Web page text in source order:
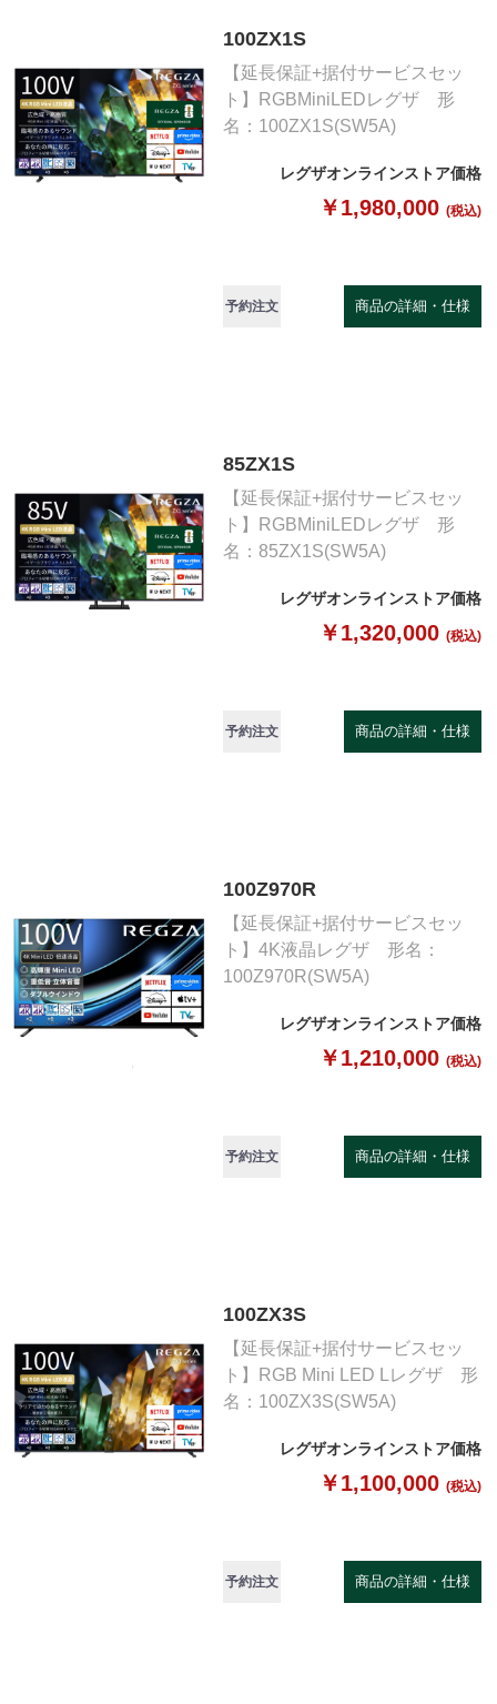
100ZX1S
【延長保証+据付サービスセッ
ト】RGBMiniLEDレグザ 形
名：100ZX1S(SW5A)
レグザオンラインストア価格
￥1,980,000 (税込)
予約注文 商品の詳細・仕様
85ZX1S
【延長保証+据付サービスセッ
ト】RGBMiniLEDレグザ 形
名：85ZX1S(SW5A)
レグザオンラインストア価格
￥1,320,000 (税込)
予約注文 商品の詳細・仕様
100Z970R
【延長保証+据付サービスセッ
ト】4K液晶レグザ 形名：
100Z970R(SW5A)
レグザオンラインストア価格
￥1,210,000 (税込)
予約注文 商品の詳細・仕様
100ZX3S
【延長保証+据付サービスセッ
ト】RGB Mini LED Lレグザ 形
名：100ZX3S(SW5A)
レグザオンラインストア価格
￥1,100,000 (税込)
予約注文 商品の詳細・仕様